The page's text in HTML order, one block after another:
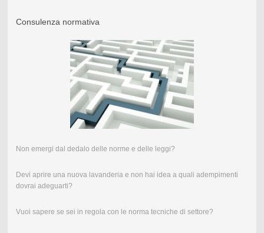
Consulenza normativa
Non emergi dal dedalo delle norme e delle leggi?
Devi aprire una nuova lavanderia e non hai idea a quali adempimenti
dovrai adeguarti?
Vuoi sapere se sei in regola con le norma tecniche di settore?